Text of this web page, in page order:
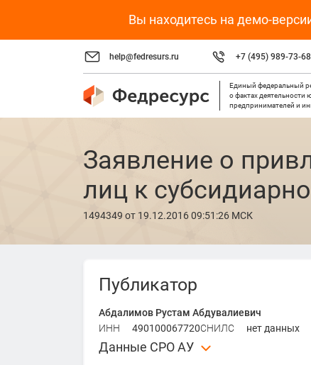
Вы находитесь на демо-
help@fedresurs.ru +7 (495) 989-73-68
Единый федеральный
о фактах
предпринимателей и
Заявление о
лиц к
1494349 от 19.12.2016 09:51:26 МСК
Публикатор
Абдалимов Рустам Абдувалиевич
ИНН
490100067720СНИЛС нет данных
Данные СРО АУ